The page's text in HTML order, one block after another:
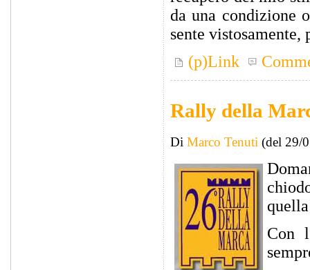
da una condizione
sente
(p)Link
Rally della
Di Marco Tenuti (del 29/
Con